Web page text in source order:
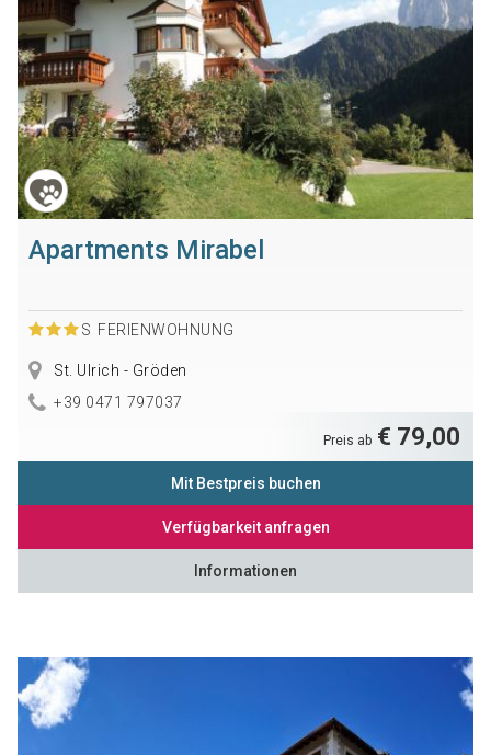
Apartments Mirabel
S FERIENWOHNUNG
St. Ulrich - Gröden
+39 0471 797037
Preis ab € 79,00
Mit Bestpreis buchen
Verfügbarkeit anfragen
Informationen